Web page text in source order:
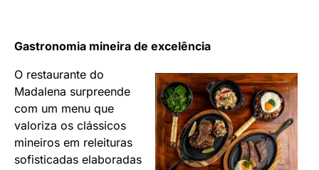
Gastronomia mineira de excelência
O restaurante do
Madalena surpreende
com um menu que
valoriza os clássicos
mineiros em releituras
sofisticadas elaboradas